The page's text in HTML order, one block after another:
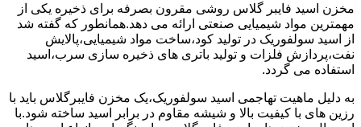
مخزن اسید فایبر گلاس روشی مقرون بصرفه برای ذخیره یکی از
مهمترین مواد شیمیایی صنعتی ارائه می دهد.همانطور که گفته شد
از اسید سولفوریک در تولید کود،ساخت مواد شیمیایی،پالایش
نفت،پردازش فلزات و تولید باتری های ذخیره سازی سرب،اسید
استفاده می گردد.
به دلیل ماهیت تهاجمی اسید سولفوریک،یک مخزن فایبرگلاس باید با
رزین های با کیفیت بالا و شیشه مقاوم در برابر اسید ساخته شود.با